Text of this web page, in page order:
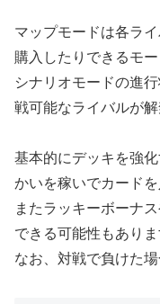
マップモードは各ラ
購入したりできるモー
シナリオモードの進
戦可能なライバルが解
基本的にデッキを強
かいを稼いでカード
またラッキーボーナ
できる可能性もありま
なお、対戦で負けた